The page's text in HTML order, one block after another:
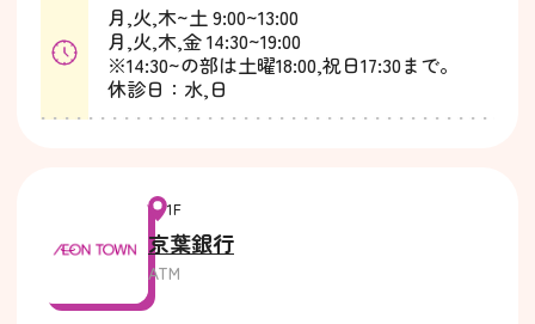
月,火,木~土 9:00~13:00
月,火,木,金 14:30~19:00
※14:30~の部は土曜18:00,祝日17:30まで。
休診日：水,日
1F
京葉銀行
ATM